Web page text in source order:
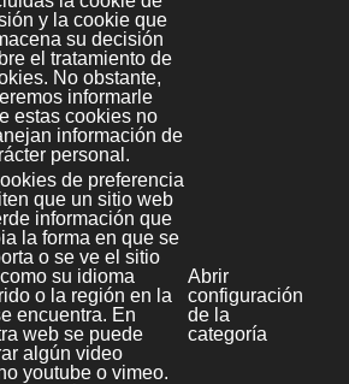
[KB]
1
14